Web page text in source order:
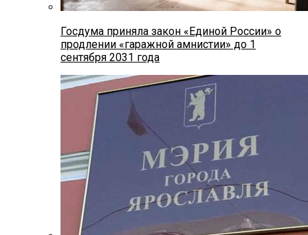
Госдума приняла закон «Единой России» о
продлении «гаражной амнистии» до 1
сентября 2031 года